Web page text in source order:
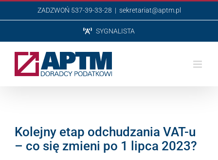
do
ZADZWOŃ 537-39-33-28 | sekretariat@aptm.pl
SYGNALISTA
Kolejny etap odchudzania VAT-u
– co się zmieni po 1 lipca 2023?